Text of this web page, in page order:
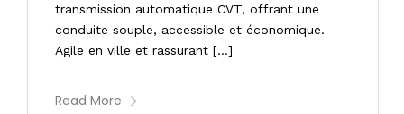
transmission automatique CVT, offrant une
conduite souple, accessible et économique.
Agile en ville et rassurant […]
Read More